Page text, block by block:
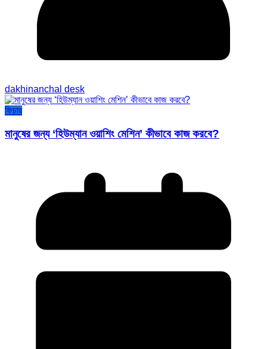
dakhinanchal desk
ফিচার
মানুষের জন্য ‘হিউম্যান ওয়াশিং মেশিন’ কীভাবে কাজ করবে?